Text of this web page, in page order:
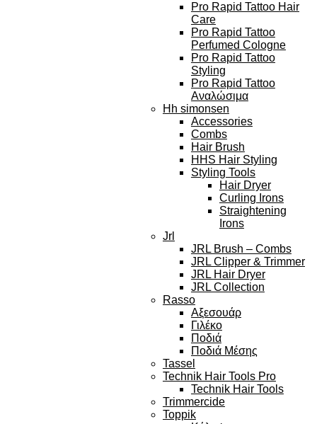
Pro Rapid Tattoo Hair
Care
Pro Rapid Tattoo
Perfumed Cologne
Pro Rapid Tattoo
Styling
Pro Rapid Tattoo
Αναλώσιμα
Hh simonsen
Accessories
Combs
Hair Brush
HHS Hair Styling
Styling Tools
Hair Dryer
Curling Irons
Straightening
Irons
Jrl
JRL Brush – Combs
JRL Clipper & Trimmer
JRL Hair Dryer
JRL Collection
Rasso
Αξεσουάρ
Γιλέκο
Ποδιά
Ποδιά Μέσης
Tassel
Technik Hair Tools Pro
Technik Hair Tools
Trimmercide
Toppik